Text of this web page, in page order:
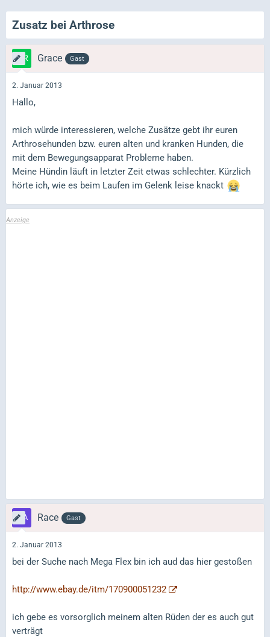
Zusatz bei Arthrose
Grace Gast
2. Januar 2013
Hallo,
mich würde interessieren, welche Zusätze gebt ihr euren
Arthrosehunden bzw. euren alten und kranken Hunden, die
mit dem Bewegungsapparat Probleme haben.
Meine Hündin läuft in letzter Zeit etwas schlechter. Kürzlich
hörte ich, wie es beim Laufen im Gelenk leise knackt
Race Gast
2. Januar 2013
bei der Suche nach Mega Flex bin ich aud das hier gestoßen
http://www.ebay.de/itm/170900051232
ich gebe es vorsorglich meinem alten Rüden der es auch gut
verträgt